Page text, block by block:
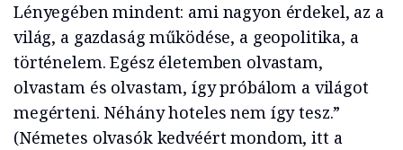
Lényegében mindent: ami nagyon érdekel, az a
világ, a gazdaság működése, a geopolitika, a
történelem. Egész életemben olvastam,
olvastam és olvastam, így próbálom a világot
megérteni. Néhány hoteles nem így tesz.”
(Németes olvasók kedvéért mondom, itt a